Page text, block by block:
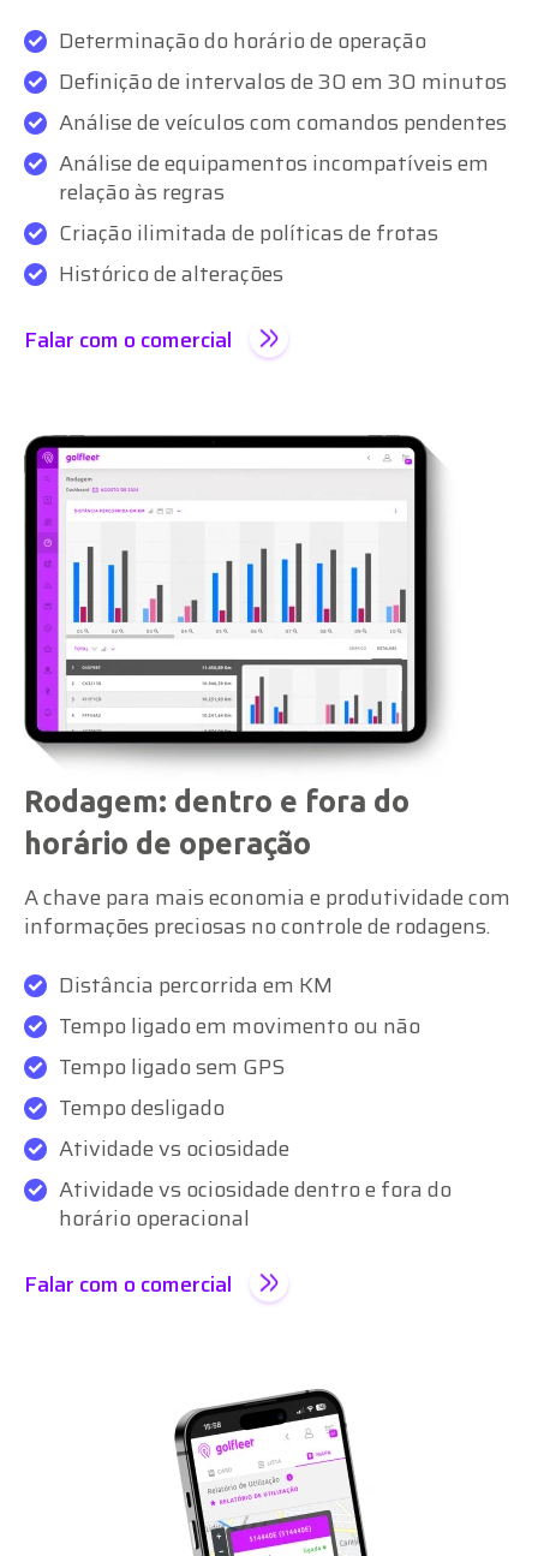
Determinação do horário de operação
Definição de intervalos de 30 em 30 minutos
Análise de veículos com comandos pendentes
Análise de equipamentos incompatíveis em
relação às regras
Criação ilimitada de políticas de frotas
Histórico de alterações
Falar com o comercial
Rodagem: dentro e fora do
horário de operação
A chave para mais economia e produtividade com
informações preciosas no controle de rodagens.
Distância percorrida em KM
Tempo ligado em movimento ou não
Tempo ligado sem GPS
Tempo desligado
Atividade vs ociosidade
Atividade vs ociosidade dentro e fora do
horário operacional
Falar com o comercial